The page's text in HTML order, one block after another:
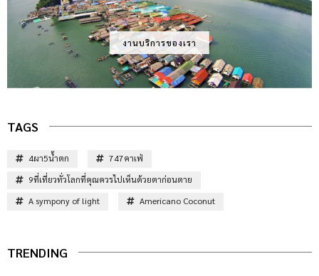
งานบริการของเรา
TAGS
4ผา5น้ำตก
747คาเฟ่
9ที่เที่ยวทั่วโลกที่คุณควรไปเห็นด้วยตาก่อนตาย
A sympony of light
Americano Coconut
TRENDING